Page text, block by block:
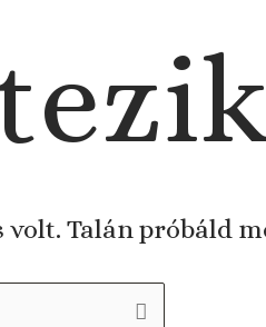
Talán próbáld